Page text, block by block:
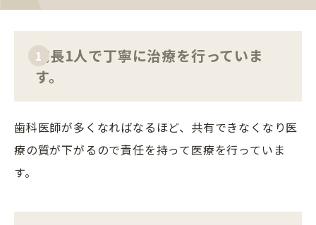
1
院長1人で丁寧に治療を行っていま
す。
歯科医師が多くなればなるほど、共有できなくなり医
療の質が下がるので責任を持って医療を行っていま
す。